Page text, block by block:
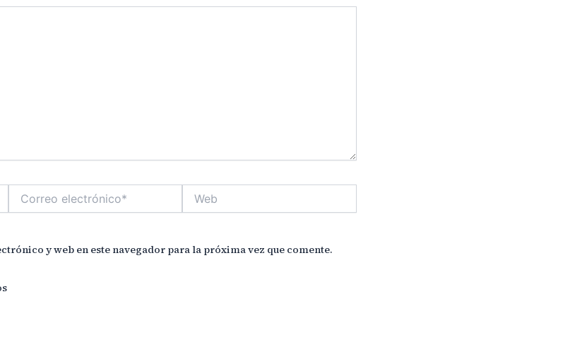
Correo
electrónico*
Web
y web en este navegador para la próxima vez que comente.